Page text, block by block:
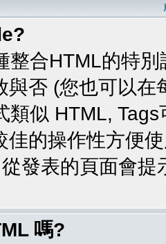
整合HTML的特
與否 (您也可以
類似 HTML,
佳的操作性方便
發表的頁面會提
嗎?